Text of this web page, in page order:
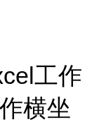
工作
横坐